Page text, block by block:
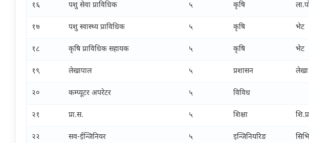
१६ पशु सेवा प्राविधिक ५ कृषि
१७ पशु स्वास्थ्य प्राविधिक ५ कृषि भेट
१८ कृषि प्राविधिक सहायक ५ कृषि भेट
१९ लेखापाल ५ प्रशासन लेखा
२० कम्प्यूटर अपरेटर ५ विविध
२१ प्रा.स. ५ शिक्षा
२२ सव-ईन्जिनियर ५ इन्जिनियरिङ